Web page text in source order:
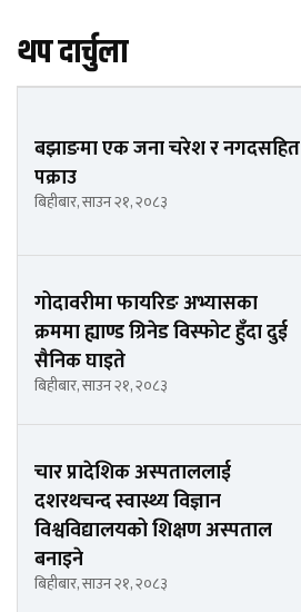
थप दार्चुला
बझाङमा एक जना चरेश र नगदसहित
पक्राउ
बिहीबार, साउन २१, २०८३
गोदावरीमा फायरिङ अभ्यासका
क्रममा ह्याण्ड ग्रिनेड विस्फोट हुँदा दुई
सैनिक घाइते
बिहीबार, साउन २१, २०८३
चार प्रादेशिक अस्पताललाई
दशरथचन्द स्वास्थ्य विज्ञान
विश्वविद्यालयको शिक्षण अस्पताल
बनाइने
बिहीबार, साउन २१, २०८३